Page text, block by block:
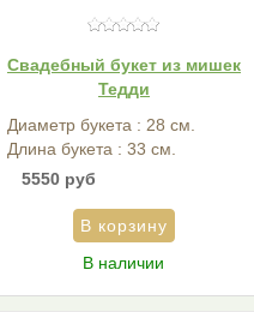
Свадебный букет из мишек
Тедди
Диаметр букета : 28 см.
Длина букета : 33 см.
5550 руб
В наличии